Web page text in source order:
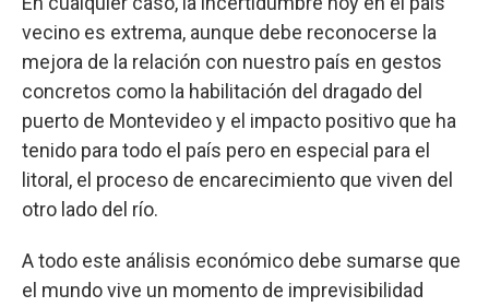
vecino es extrema, aunque debe reconocerse la
mejora de la relación con nuestro país en gestos
concretos como la habilitación del dragado del
puerto de Montevideo y el impacto positivo que ha
tenido para todo el país pero en especial para el
litoral, el proceso de encarecimiento que viven del
otro lado del río.
A todo este análisis económico debe sumarse que
el mundo vive un momento de imprevisibilidad